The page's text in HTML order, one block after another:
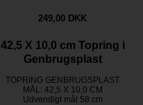
249,00 DKK
42,5 X 10,0 cm Topring i
Genbrugsplast
TOPRING GENBRUGSPLAST
MÅL: 42,5 X 10,0 CM
Udvendigt mål 58 cm